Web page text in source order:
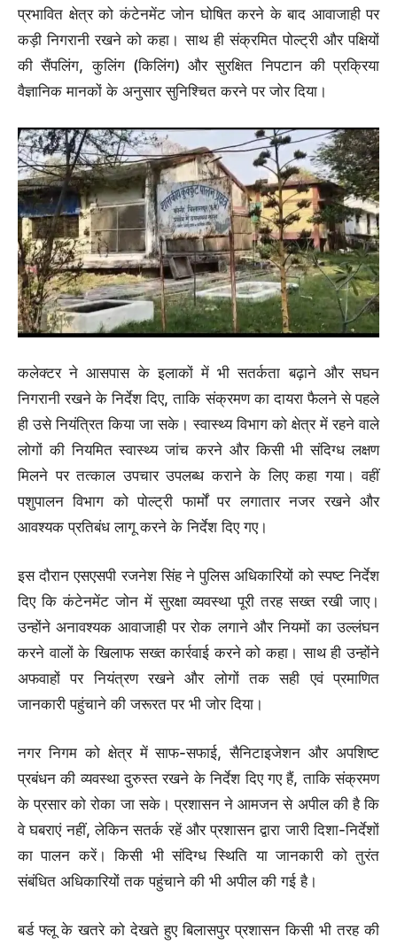
प्रभावित क्षेत्र को कंटेनमेंट जोन घोषित करने के बाद आवाजाही पर
कड़ी निगरानी रखने को कहा। साथ ही संक्रमित पोल्ट्री और पक्षियों
की सैंपलिंग, कुलिंग (किलिंग) और सुरक्षित निपटान की प्रक्रिया
वैज्ञानिक मानकों के अनुसार सुनिश्चित करने पर जोर दिया।
कलेक्टर ने आसपास के इलाकों में भी सतर्कता बढ़ाने और सघन
निगरानी रखने के निर्देश दिए, ताकि संक्रमण का दायरा फैलने से पहले
ही उसे नियंत्रित किया जा सके। स्वास्थ्य विभाग को क्षेत्र में रहने वाले
लोगों की नियमित स्वास्थ्य जांच करने और किसी भी संदिग्ध लक्षण
मिलने पर तत्काल उपचार उपलब्ध कराने के लिए कहा गया। वहीं
पशुपालन विभाग को पोल्ट्री फार्मों पर लगातार नजर रखने और
आवश्यक प्रतिबंध लागू करने के निर्देश दिए गए।
इस दौरान एसएसपी रजनेश सिंह ने पुलिस अधिकारियों को स्पष्ट निर्देश
दिए कि कंटेनमेंट जोन में सुरक्षा व्यवस्था पूरी तरह सख्त रखी जाए।
उन्होंने अनावश्यक आवाजाही पर रोक लगाने और नियमों का उल्लंघन
करने वालों के खिलाफ सख्त कार्रवाई करने को कहा। साथ ही उन्होंने
अफवाहों पर नियंत्रण रखने और लोगों तक सही एवं प्रमाणित
जानकारी पहुंचाने की जरूरत पर भी जोर दिया।
नगर निगम को क्षेत्र में साफ-सफाई, सैनिटाइजेशन और अपशिष्ट
प्रबंधन की व्यवस्था दुरुस्त रखने के निर्देश दिए गए हैं, ताकि संक्रमण
के प्रसार को रोका जा सके। प्रशासन ने आमजन से अपील की है कि
वे घबराएं नहीं, लेकिन सतर्क रहें और प्रशासन द्वारा जारी दिशा-निर्देशों
का पालन करें। किसी भी संदिग्ध स्थिति या जानकारी को तुरंत
संबंधित अधिकारियों तक पहुंचाने की भी अपील की गई है।
बर्ड फ्लू के खतरे को देखते हुए बिलासपुर प्रशासन किसी भी तरह की